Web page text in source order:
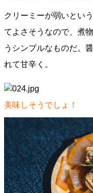
クリーミーが弱いとい
てよさそうなので、煮
うシンプルなものだ。
れて甘辛く。
美味しそうでしょ！